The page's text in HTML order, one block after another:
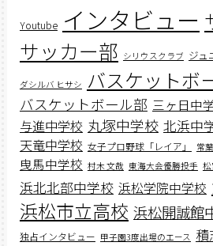
Youtube インタビュー
サッカー部 シリウスクラブ ジュ
ダシルバ ヒサシ バスケットボ
バスケットボール部 三ヶ日中
与進中学校 丸塚中学校 北浜中
天竜中学校 女子プロ野球「レイア」 常
曳馬中学校 村木 文哉 東海大会優勝投手 松
浜北北部中学校 浜松学院中学校
浜松市立高校 浜松開誠館
独占インタビュー 甲子園3度出場のエース